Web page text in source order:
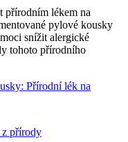
přírodním lékem na
pylové kousky
snížit alergické
tohoto přírodního
Přírodní lék na